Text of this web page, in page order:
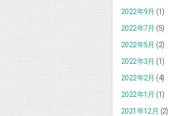
2022年9月 (1)
2022年7月 (5)
2022年5月 (2)
2022年3月 (1)
2022年2月 (4)
2022年1月 (1)
2021年12月 (2)